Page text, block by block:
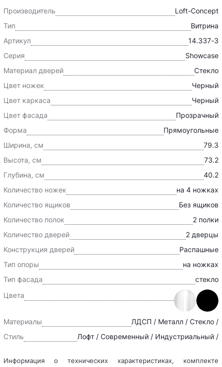
Производитель
Loft-Concept
Тип
Витрина
Артикул
14.337-3
Серия
Showcase
Материал дверей
Cтекло
Цвет ножек
Черный
Цвет каркаса
Черный
Цвет фасада
Прозрачный
Форма
Прямоугольные
Ширина, см
79.3
Высота, см
73.2
Глубина, см
40.2
Количество ножек
на 4 ножках
Количество ящиков
Без ящиков
Количество полок
2 полки
Количество дверей
2 дверцы
Конструкция дверей
Распашные
Тип опоры
на ножках
Тип фасада
стекло
Цвета
Материалы
ЛДСП / Металл / Стекло /
Стиль
Лофт / Современный / Индустриальный /
Информация о технических характеристиках, комплекте